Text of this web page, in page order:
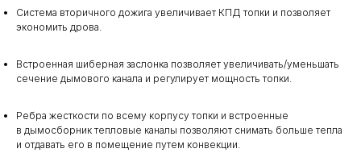
Система вторичного дожига увеличивает КПД топки и позволяет
экономить дрова.
Встроенная шиберная заслонка позволяет увеличивать/уменьшать
сечение дымового канала и регулирует мощность топки.
Ребра жесткости по всему корпусу топки и встроенные
в дымосборник тепловые каналы позволяют снимать больше тепла
и отдавать его в помещение путем конвекции.